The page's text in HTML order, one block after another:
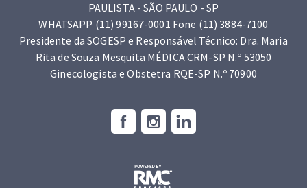
PAULISTA - SÃO PAULO - SP
WHATSAPP (11) 99167-0001 Fone (11) 3884-7100
Presidente da SOGESP e Responsável Técnico: Dra. Maria
Rita de Souza Mesquita MÉDICA CRM-SP N.º 53050
Ginecologista e Obstetra RQE-SP N.º 70900